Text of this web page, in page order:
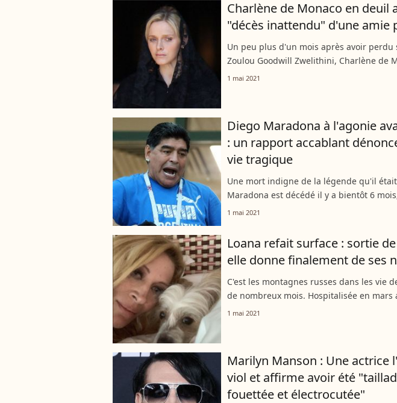
Charlène de Monaco en deuil
"décès inattendu" d'une amie
Un peu plus d'un mois après avoir perdu
Zoulou Goodwill Zwelithini, Charlène de
nouveau faire face à la mort. L'une des
1 mai 2021
Diego Maradona à l'agonie
: un rapport accablant
vie tragique
Une mort indigne de la légende qu'il
Maradona est décédé il y a bientôt 6
continuent de mettre à mal l'équipe de
1 mai 2021
Loana refait surface : sortie
elle donne finalement de ses
C'est les montagnes russes dans les vie
de nombreux mois. Hospitalisée en mars
contracté une forme sévère de Covid-19,
1 mai 2021
Marilyn Manson : Une actrice
viol et affirme avoir été
fouettée et électrocutée"